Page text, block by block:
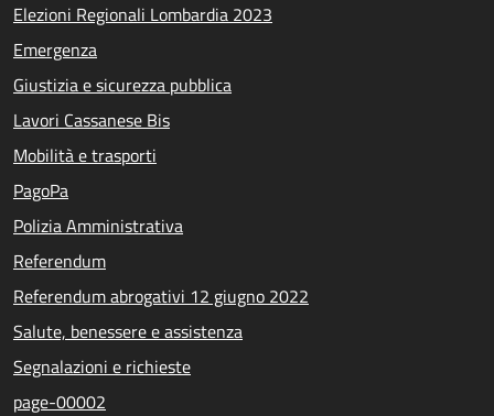
Elezioni Regionali Lombardia 2023
Emergenza
Giustizia e sicurezza pubblica
Lavori Cassanese Bis
Mobilità e trasporti
PagoPa
Polizia Amministrativa
Referendum
Referendum abrogativi 12 giugno 2022
Salute, benessere e assistenza
Segnalazioni e richieste
page-00002